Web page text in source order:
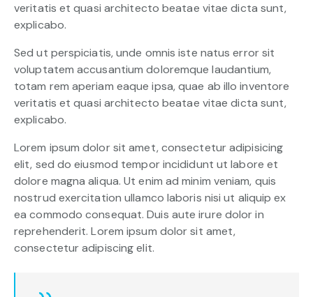
veritatis et quasi architecto beatae vitae dicta sunt,
explicabo.
Sed ut perspiciatis, unde omnis iste natus error sit
voluptatem accusantium doloremque laudantium,
totam rem aperiam eaque ipsa, quae ab illo inventore
veritatis et quasi architecto beatae vitae dicta sunt,
explicabo.
Lorem ipsum dolor sit amet, consectetur adipisicing
elit, sed do eiusmod tempor incididunt ut labore et
dolore magna aliqua. Ut enim ad minim veniam, quis
nostrud exercitation ullamco laboris nisi ut aliquip ex
ea commodo consequat. Duis aute irure dolor in
reprehenderit. Lorem ipsum dolor sit amet,
consectetur adipiscing elit.